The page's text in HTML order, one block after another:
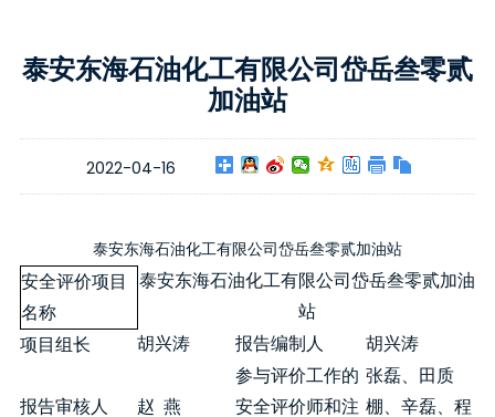
泰安东海石油化工有限公司岱岳叁零贰
加油站
2022-04-16
泰安东海石油化工有限公司岱岳叁零贰加油站
安全评价项目
名称
泰安东海石油化工有限公司岱岳叁零贰加油
站
项目组长
胡兴涛 报告编制人 胡兴涛
报告审核人 赵 燕
参与评价工作的
安全评价师和注
张磊
田质
棚、辛磊、程